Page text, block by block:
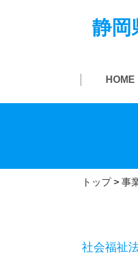
静岡
HOME
トップ>事
社会福祉